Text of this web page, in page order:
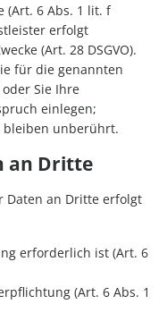
(Art. 6 Abs. 1 lit. f
erfolgt
(Art. 28 DSGVO).
für die genannten
Sie Ihre
einlegen;
bleiben unberührt.
an Dritte
Daten an Dritte erfolgt
erforderlich ist (Art. 6
(Art. 6 Abs. 1